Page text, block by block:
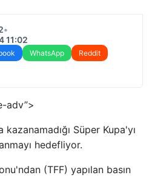
•
11:02
WhatsApp
Reddit
adv”>
Süper Kupa'yı
hedefliyor.
(TFF) yapılan basın